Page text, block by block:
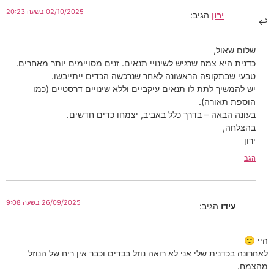
ירון הגיב: 02/10/2025 בשעה 20:23
שלום שאול,
כדנית היא צמח שרגיש לשינויי תנאים. זנים מסויימים יותר מאחרים.
טבעי שבתקופה הראשונה לאחר שנרכשה הכדים ייתייבשו.
יש להמשיך לתת לו תנאים עיקביים וללא שינויים דרסטיים (כמו
הוספת תאורה).
בעונה הבאה – בדרך כלל באביב, יצמחו כדים חדשים.
בהצלחה,
ירון
הגב
עידו הגיב: 26/09/2025 בשעה 9:08
היי 🙂
לאחרונה בכדנית שלי אני לא רואה נוזל בכדים וכבר אין ריח של הנוזל
מהצמח.